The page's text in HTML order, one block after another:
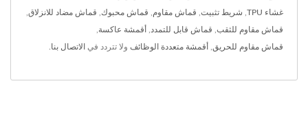
غشاء TPU شريط تثبيت قماش مقاوم قماش محبوك قماش مضاد للانزلاق
قماش مقاوم للثقب قماش قابل للتمدد أقمشة عاكسة
قماش مقاوم للحريق أقمشة متعددة الوظائف ولا تتردد في الاتصال بنا